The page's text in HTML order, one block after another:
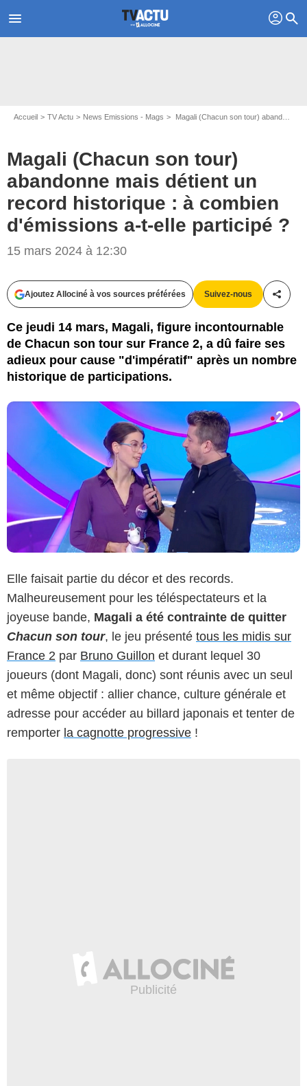
menu profil search
Accueil TV Actu News Emissions - Mags Magali (Chacun son tour) abandonne mais détient un record historique : à combien d'émissions a-t-elle participé ?
Magali (Chacun son tour)
abandonne mais détient un
record historique : à combien
d'émissions a-t-elle participé ?
15 mars 2024 à 12:30
Ajoutez Allociné à vos sources préférées Suivez-nous
Ce jeudi 14 mars, Magali, figure incontournable
de Chacun son tour sur France 2, a dû faire ses
adieux pour cause "d'impératif" après un nombre
historique de participations.
Capture d'écran France 2
Elle faisait partie du décor et des records.
Malheureusement pour les téléspectateurs et la
joyeuse bande, Magali a été contrainte de quitter
Chacun son tour, le jeu présenté tous les midis sur
France 2 par Bruno Guillon et durant lequel 30
joueurs (dont Magali, donc) sont réunis avec un seul
et même objectif : allier chance, culture générale et
adresse pour accéder au billard japonais et tenter de
remporter la cagnotte progressive !